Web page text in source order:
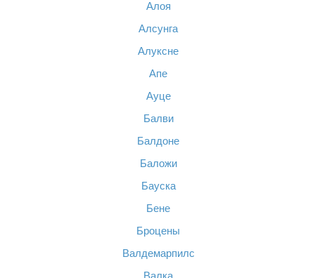
Алоя
Алсунга
Алуксне
Апе
Ауце
Балви
Балдоне
Баложи
Бауска
Бене
Броцены
Валдемарпилс
Валка